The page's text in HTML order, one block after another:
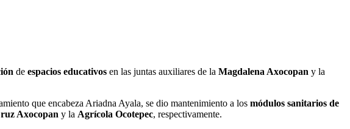
de espacios educativos en las juntas auxiliares de la Magdalena Axocopan y la
que encabeza Ariadna Ayala, se dio mantenimiento a los módulos sanitarios de
Axocopan y la Agrícola Ocotepec, respectivamente.